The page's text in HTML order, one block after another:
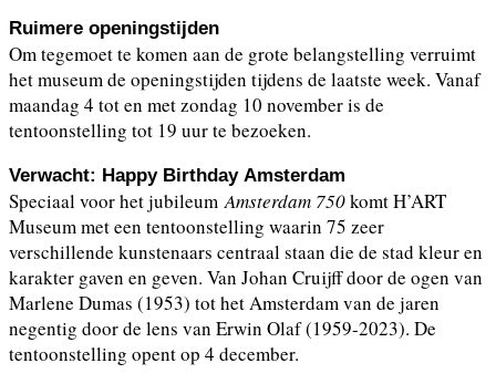
Ruimere openingstijden
Om tegemoet te komen aan de grote belangstelling verruimt
het museum de openingstijden tijdens de laatste week. Vanaf
maandag 4 tot en met zondag 10 november is de
tentoonstelling tot 19 uur te bezoeken.
Verwacht: Happy BirthdayAmsterdam
Speciaal voor het jubileumAmsterdam 750komt H’ART
Museum met een tentoonstelling waarin 75 zeer
verschillende kunstenaars centraal staan die de stad kleur en
karakter gaven en geven. Van Johan Cruijff door de ogen van
Marlene Dumas (1953) tot het Amsterdam van de jaren
negentig door de lens van Erwin Olaf (1959-2023). De
tentoonstelling opent op 4 december.